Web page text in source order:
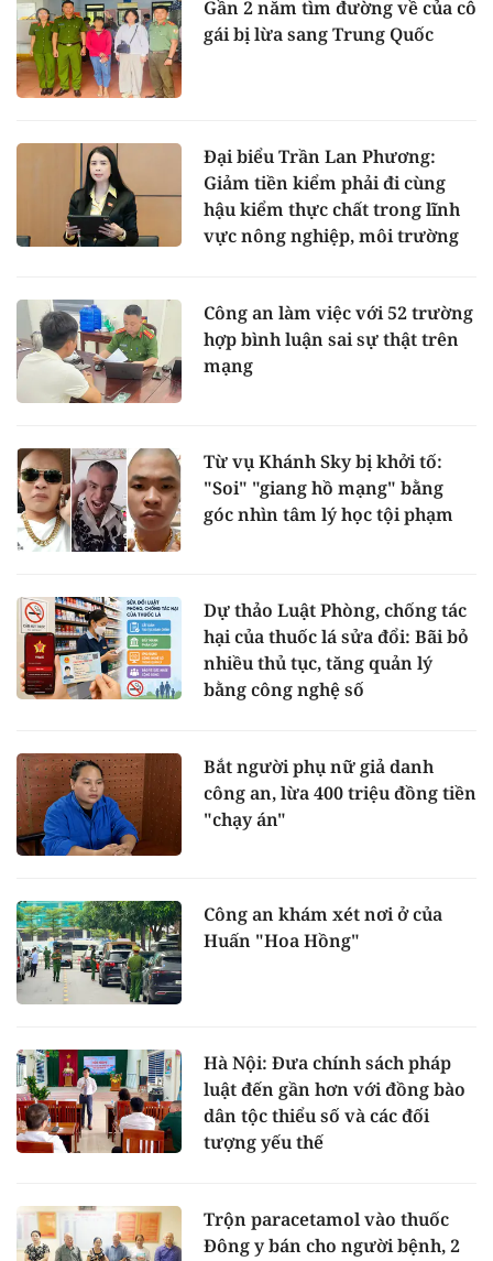
Gần 2 năm tìm đường về của cô
gái bị lừa sang Trung Quốc
Đại biểu Trần Lan Phương:
Giảm tiền kiểm phải đi cùng
hậu kiểm thực chất trong lĩnh
vực nông nghiệp, môi trường
Công an làm việc với 52 trường
hợp bình luận sai sự thật trên
mạng
Từ vụ Khánh Sky bị khởi tố:
"Soi" "giang hồ mạng" bằng
góc nhìn tâm lý học tội phạm
Dự thảo Luật Phòng, chống tác
hại của thuốc lá sửa đổi: Bãi bỏ
nhiều thủ tục, tăng quản lý
bằng công nghệ số
Bắt người phụ nữ giả danh
công an, lừa 400 triệu đồng tiền
"chạy án"
Công an khám xét nơi ở của
Huấn "Hoa Hồng"
Hà Nội: Đưa chính sách pháp
luật đến gần hơn với đồng bào
dân tộc thiểu số và các đối
tượng yếu thế
Trộn paracetamol vào thuốc
Đông y bán cho người bệnh, 2